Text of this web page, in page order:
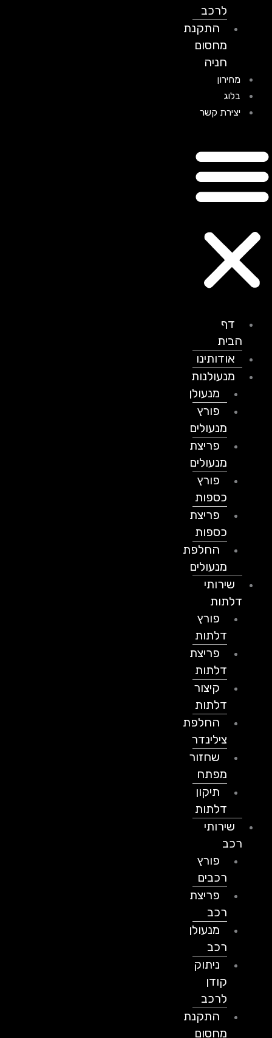
לרכב
התקנת
מחסום
חניה
מחירון
בלוג
יצירת קשר
דף
הבית
אודותינו
מנעולנות
מנעולן
פורץ
מנעולים
פריצת
מנעולים
פורץ
כספות
פריצת
כספות
החלפת
מנעולים
שירותי
דלתות
פורץ
דלתות
פריצת
דלתות
קיצור
דלתות
החלפת
צילינדר
שחזור
מפתח
תיקון
דלתות
שירותי
פורץ
רכבים
פריצת
מנעולן
ניתוק
לרכב
התקנת
מחסום